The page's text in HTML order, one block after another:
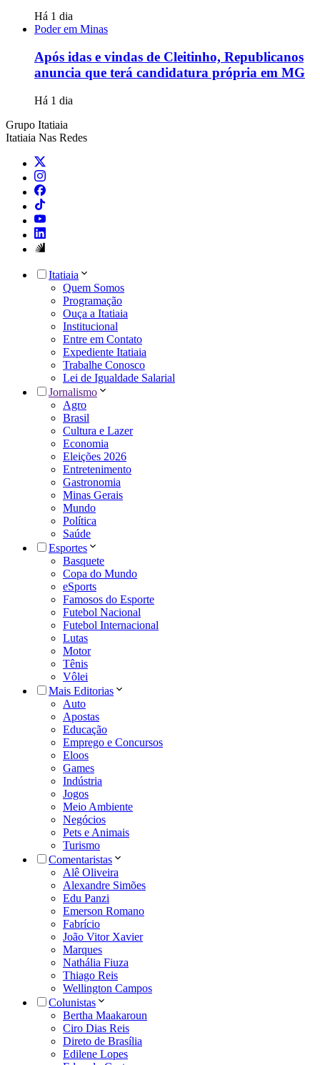
Há 1 dia
Poder em Minas
Após idas e vindas de Cleitinho, Republicanos
anuncia que terá candidatura própria em MG
Há 1 dia
Grupo Itatiaia
Itatiaia Nas Redes
Itatiaia
Quem Somos
Programação
Ouça a Itatiaia
Institucional
Entre em Contato
Expediente Itatiaia
Trabalhe Conosco
Lei de Igualdade Salarial
Jornalismo
Agro
Brasil
Cultura e Lazer
Economia
Eleições 2026
Entretenimento
Gastronomia
Minas Gerais
Mundo
Política
Saúde
Esportes
Basquete
Copa do Mundo
eSports
Famosos do Esporte
Futebol Nacional
Futebol Internacional
Lutas
Motor
Tênis
Vôlei
Mais Editorias
Auto
Apostas
Educação
Emprego e Concursos
Eloos
Games
Indústria
Jogos
Meio Ambiente
Negócios
Pets e Animais
Turismo
Comentaristas
Alê Oliveira
Alexandre Simões
Edu Panzi
Emerson Romano
Fabrício
João Vitor Xavier
Marques
Nathália Fiuza
Thiago Reis
Wellington Campos
Colunistas
Bertha Maakaroun
Ciro Dias Reis
Direto de Brasília
Edilene Lopes